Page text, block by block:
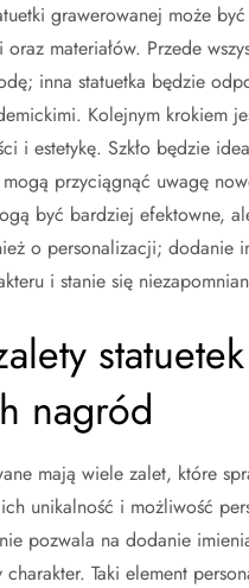
grawerowanej może
materiałów. Przede
inna statuetka będzie
Kolejnym krokiem
i estetykę. Szkło będzie
przyciągnąć uwagę
być bardziej efektowne,
o personalizacji; dodanie
i stanie się
nagród
mają wiele zalet, które
unikalność i możliwość
pozwala na dodanie
Taki element